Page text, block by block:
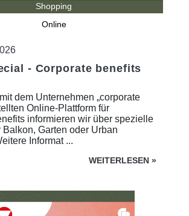
Shopping
Online
- Corporate benefits
dem Unternehmen „corporate
Online-Plattform für
informieren wir über spezielle
Balkon, Garten oder Urban
Informat ...
WEITERLESEN »